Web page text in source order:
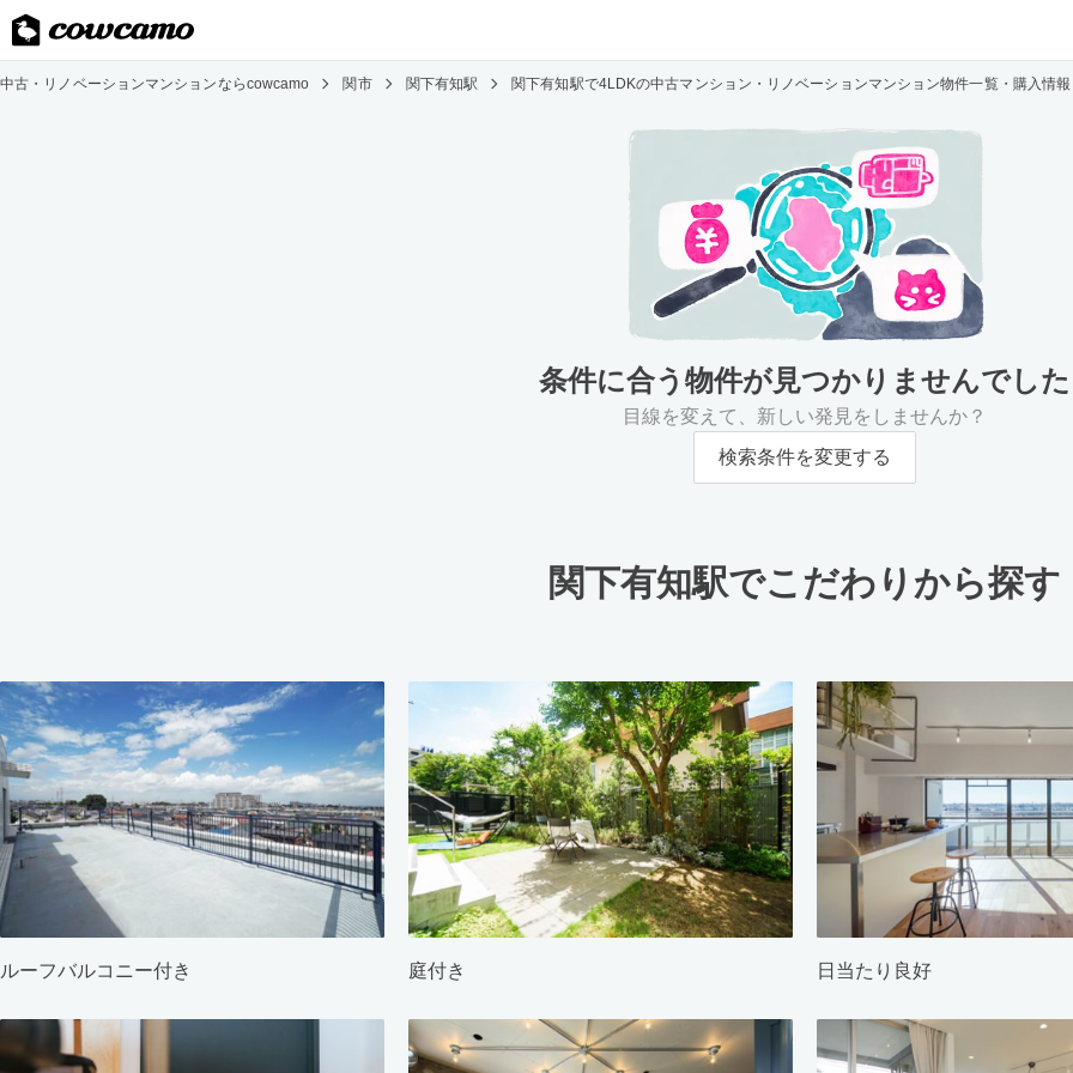
中古・リノベーションマンションならcowcamo 関市 関下有知駅 関下有知駅で4LDKの中古マンション・リノベーションマンション物件一覧・購入情報
条件に合う物件が見つかりませんでした
目線を変えて、新しい発見をしませんか？
検索条件を変更する
関下有知駅でこだわりから探す
ルーフバルコニー付き 庭付き 日当たり良好